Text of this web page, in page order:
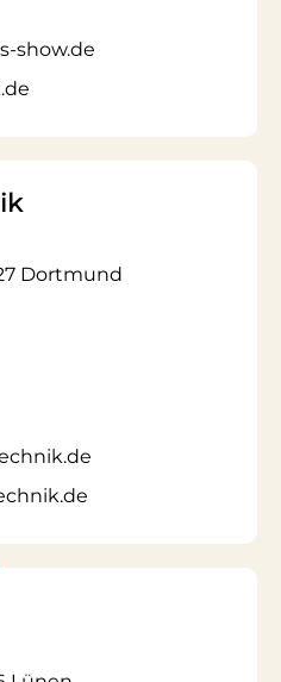
show.de
Dortmund